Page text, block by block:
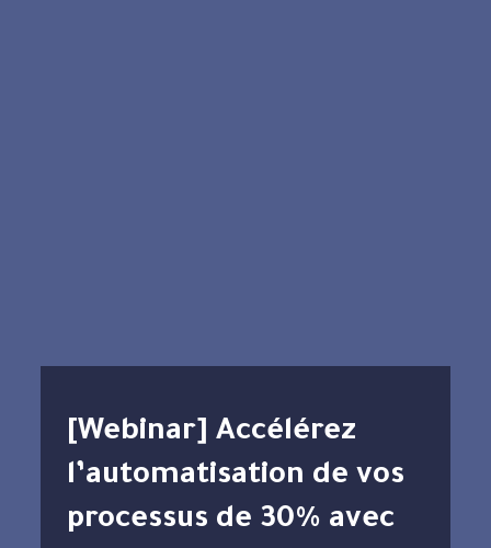
[Webinar] Accélérez
l’automatisation de vos
processus de 30% avec